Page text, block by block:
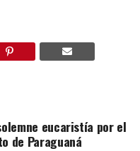
eucaristía por el
de Paraguaná